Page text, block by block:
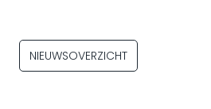
NIEUWSOVERZICHT